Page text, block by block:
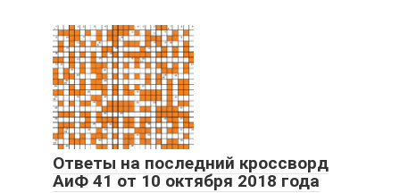
Ответы на последний кроссворд
АиФ 41 от 10 октября 2018 года